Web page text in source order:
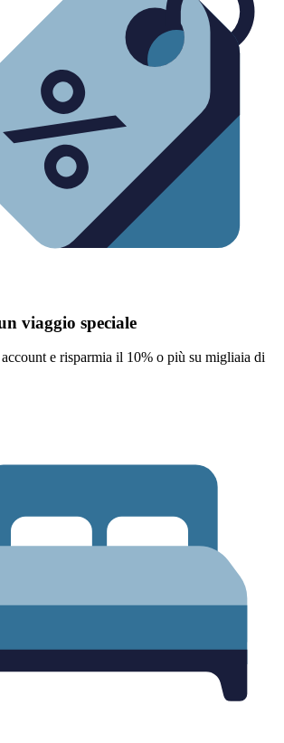
viaggio speciale
e risparmia il 10% o più su migliaia di